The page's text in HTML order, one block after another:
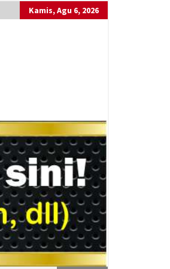
Kamis, Agu 6, 2026